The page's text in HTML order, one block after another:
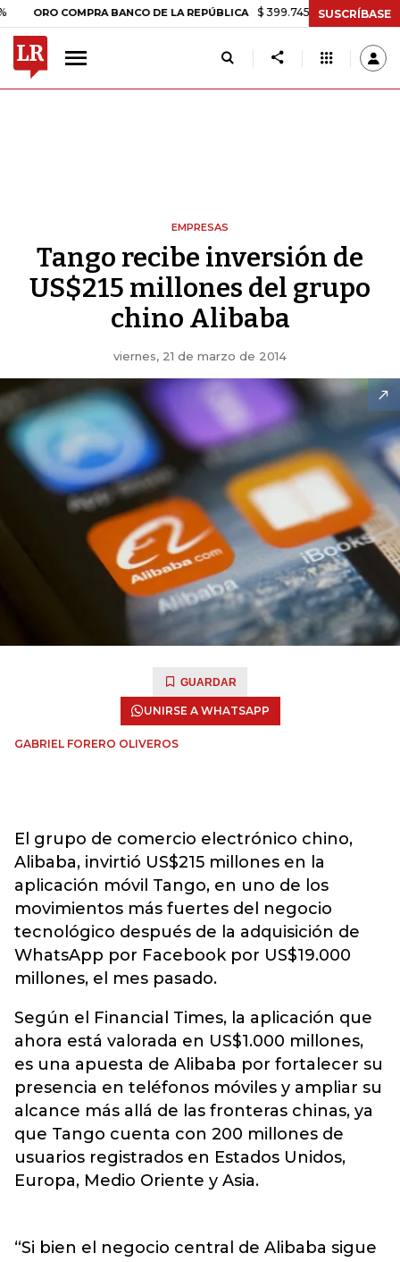
COMPRA BANCO DE LA REPÚBLICA $ 399.745,16 +$ 2.295,71 +0,58%
SUSCRÍBASE
EMPRESAS
Tango recibe inversión de
US$215 millones del grupo
chino Alibaba
viernes, 21 de marzo de 2014
GUARDAR
UNIRSE A WHATSAPP
GABRIEL FORERO OLIVEROS
El grupo de comercio electrónico chino,
Alibaba, invirtió US$215 millones en la
aplicación móvil Tango, en uno de los
movimientos más fuertes del negocio
tecnológico después de la adquisición de
WhatsApp por Facebook por US$19.000
millones, el mes pasado.
Según el Financial Times, la aplicación que
ahora está valorada en US$1.000 millones,
es una apuesta de Alibaba por fortalecer su
presencia en teléfonos móviles y ampliar su
alcance más allá de las fronteras chinas, ya
que Tango cuenta con 200 millones de
usuarios registrados en Estados Unidos,
Europa, Medio Oriente y Asia.
“Si bien el negocio central de Alibaba sigue